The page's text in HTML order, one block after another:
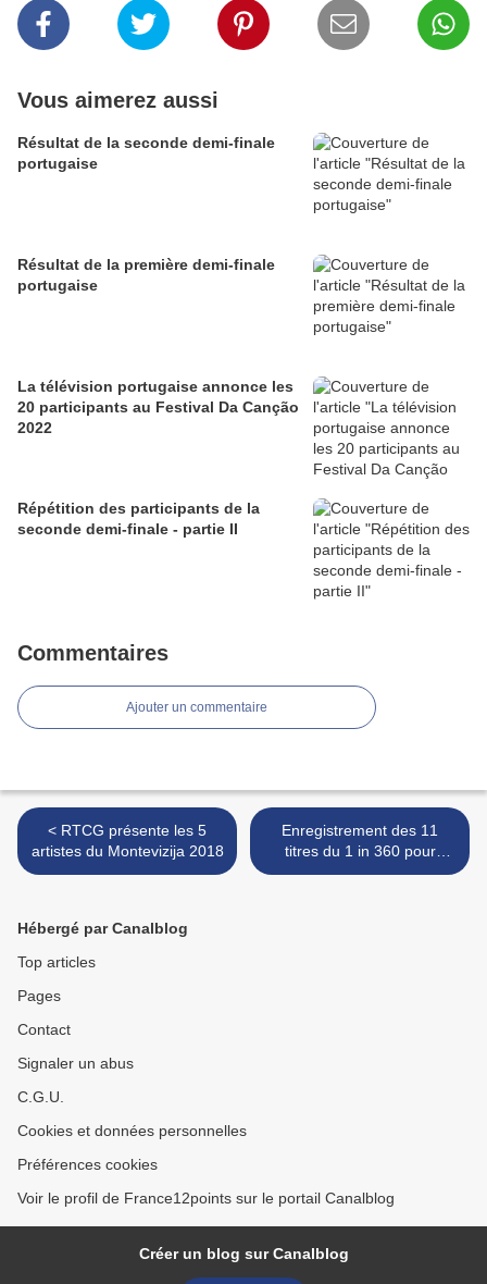
Vous aimerez aussi
Résultat de la seconde demi-finale
portugaise
Résultat de la première demi-finale
portugaise
La télévision portugaise annonce les
20 participants au Festival Da Canção
2022
Répétition des participants de la
seconde demi-finale - partie II
Commentaires
Ajouter un commentaire
< RTCG présente les 5
artistes du Montevizija 2018
Enregistrement des 11
titres du 1 in 360 pour
sélectionner le représentant
Hébergé par Canalblog
Top articles
Pages
Contact
Signaler un abus
C.G.U.
Cookies et données personnelles
Préférences cookies
Voir le profil de France12points sur le portail Canalblog
Créer un blog sur Canalblog